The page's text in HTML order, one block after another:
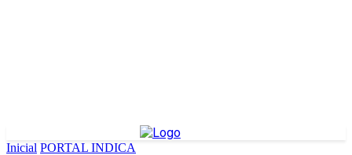
Inicial PORTAL INDICA